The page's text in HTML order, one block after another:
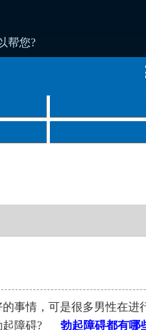
事情，可是很多男性在
障碍?
勃起障碍都有哪
帮您?